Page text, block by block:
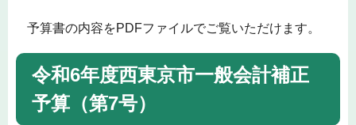
予算書の内容をPDFファイルでご覧いただけます。
令和6年度西東京市一般会計補正
予算（第7号）